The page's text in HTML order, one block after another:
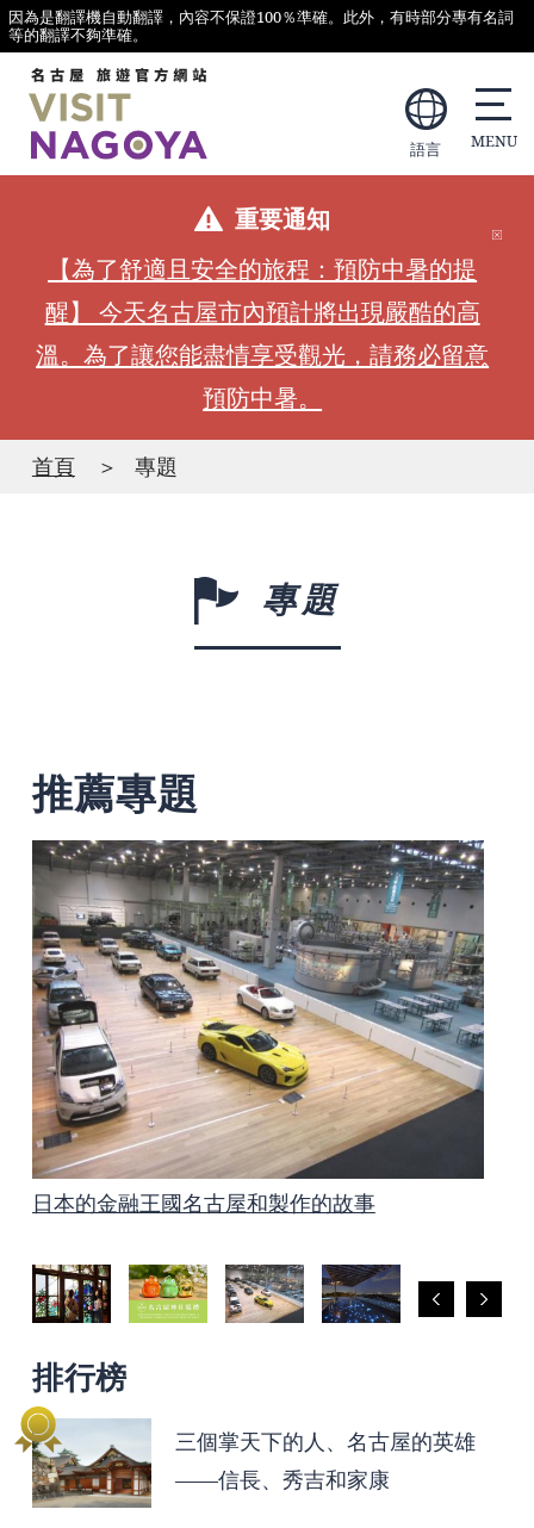
因為是翻譯機自動翻譯，內容不保證100％準確。此外，有時部分專有名詞
等的翻譯不夠準確。
語言
重要通知
【為了舒適且安全的旅程：預防中暑的提
醒】 今天名古屋市內預計將出現嚴酷的高
溫。為了讓您能盡情享受觀光，請務必留意
預防中暑。
首頁 專題
專題
推薦專題
日本的金融王國名古屋和製作的故事
泡溫泉是名古屋最好的放鬆方法！
名古屋有很多集市
愛知和名古屋著名的賞花景點
上鏡的名古屋
三個掌天下的人、名古屋的英雄——信長、秀吉
名古屋和愛知的文化遺產 製造的傳統技術、藝
非常適合孩子的名古屋
乘坐Me～guru巴士的復古照片之旅
拝拝 名古屋神社巡禮
排行榜
三個掌天下的人、名古屋的英雄
——信長、秀吉和家康